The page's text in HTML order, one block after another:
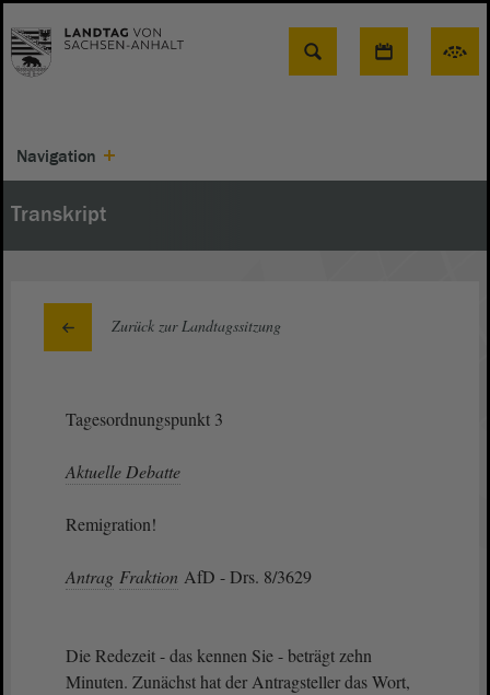
Suche
Navigation
Transkript
Zurück zur Landtagssitzung
Tagesordnungspunkt 3
Aktuelle Debatte
Remigration!
Antrag Fraktion AfD - Drs. 8/3629
Die Redezeit - das kennen Sie - beträgt zehn
Minuten. Zunächst hat der Antragsteller das Wort,